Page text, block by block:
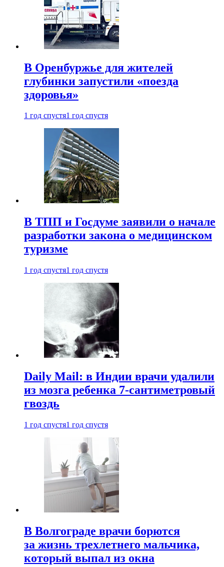
В Оренбуржье для жителей
глубинки запустили «поезда
здоровья»
1 год спустя1 год спустя
В ТПП и Госдуме заявили о начале
разработки закона о медицинском
туризме
1 год спустя1 год спустя
Daily Mail: в Индии врачи удалили
из мозга ребенка 7-сантиметровый
гвоздь
1 год спустя1 год спустя
В Волгограде врачи борются
за жизнь трехлетнего мальчика,
который выпал из окна